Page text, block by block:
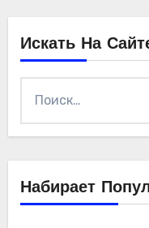
Искать На
Набирает